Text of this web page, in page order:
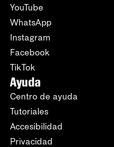
YouTube
WhatsApp
Instagram
Facebook
TikTok
Ayuda
Centro de ayuda
Tutoriales
Accesibilidad
Privacidad